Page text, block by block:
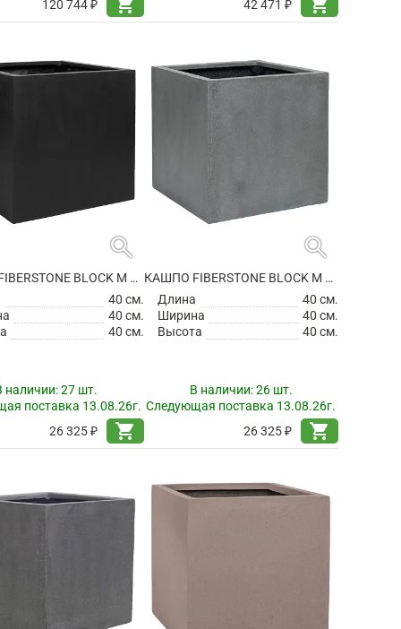
120 744 ₽
42 471 ₽
search
КАШПО FIBERSTONE BLOCK M BLACK
40 см.
40 см.
40 см.
наличии:27 шт.
поставка 13.08.26г.
26 325 ₽
shopping_cart
search
КАШПО FIBERSTONE BLOCK M GREY
Длина
40 см.
Ширина
40 см.
Высота
40 см.
В наличии:26 шт.
Следующая поставка 13.08.26г.
26 325 ₽
shopping_cart